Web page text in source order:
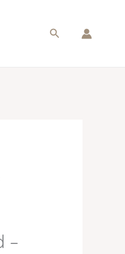
Søg
–